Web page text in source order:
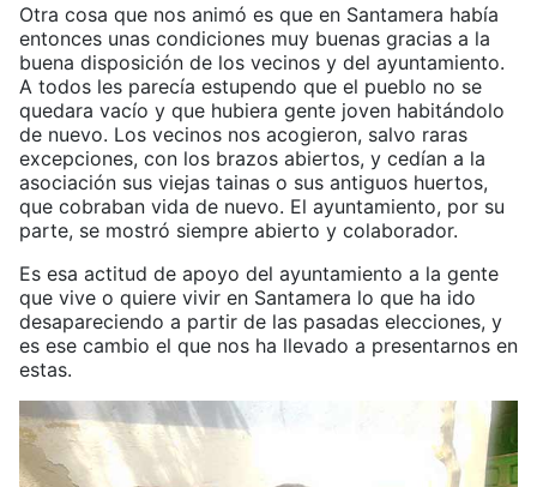
Otra cosa que nos animó es que en Santamera había
entonces unas condiciones muy buenas gracias a la
buena disposición de los vecinos y del ayuntamiento.
A todos les parecía estupendo que el pueblo no se
quedara vacío y que hubiera gente joven habitándolo
de nuevo. Los vecinos nos acogieron, salvo raras
excepciones, con los brazos abiertos, y cedían a la
asociación sus viejas tainas o sus antiguos huertos,
que cobraban vida de nuevo. El ayuntamiento, por su
parte, se mostró siempre abierto y colaborador.
Es esa actitud de apoyo del ayuntamiento a la gente
que vive o quiere vivir en Santamera lo que ha ido
desapareciendo a partir de las pasadas elecciones, y
es ese cambio el que nos ha llevado a presentarnos en
estas.